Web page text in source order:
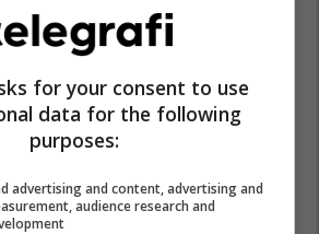
for your consent to use
data for the following
purposes:
advertising and content, advertising and
audience research and